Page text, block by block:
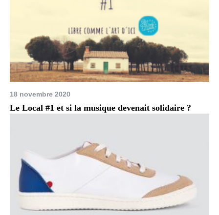
18 novembre 2020
Le Local #1 et si la musique devenait solidaire ?